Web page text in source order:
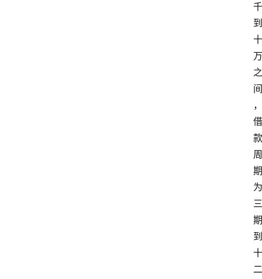
千
到
十
万
之
间
，
借
款
周
期
为
三
期
到
十
二